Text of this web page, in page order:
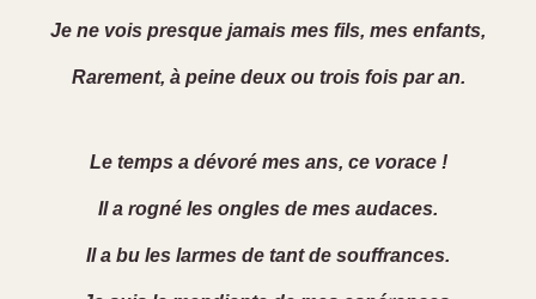
Je ne vois presque jamais mes fils, mes enfants,
Rarement, à peine deux ou trois fois par an.
Le temps a dévoré mes ans, ce vorace !
Il a rogné les ongles de mes audaces.
Il a bu les larmes de tant de souffrances.